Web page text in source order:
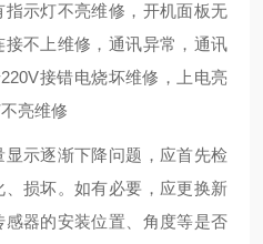
指示灯不亮维修，开机面板无
不上维修，通讯异常，通讯
接错电烧坏维修，上电亮
亮维修
示逐渐下降问题，应首先检
损坏。如有必要，应更换新
器的安装位置、角度等是否